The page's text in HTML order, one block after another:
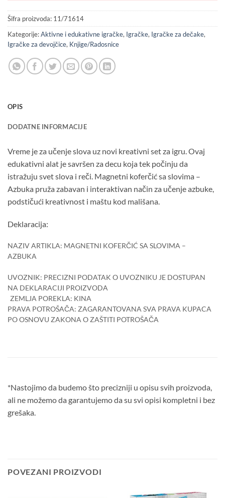
Šifra proizvoda: 11/71614
Kategorije:Aktivne i edukativne igračke, Igračke, Igračke za dečake,
Igračke za devojčice, Knjige/Radosnice
OPIS
DODATNE INFORMACIJE
Vreme je za učenje slova uz novi kreativni set za igru. Ovaj
edukativni alat je savršen za decu koja tek počinju da
istražuju svet slova i reči. Magnetni koferčić sa slovima –
Azbuka pruža zabavan i interaktivan način za učenje azbuke,
podstičući kreativnost i maštu kod mališana.
Deklaracija:
NAZIV ARTIKLA: MAGNETNI KOFERČIĆ SA SLOVIMA –
AZBUKA
UVOZNIK: PRECIZNI PODATAK O UVOZNIKU JE DOSTUPAN
NA DEKLARACIJI PROIZVODA
ZEMLJA POREKLA: KINA
PRAVA POTROŠAČA: ZAGARANTOVANA SVA PRAVA KUPACA
PO OSNOVU ZAKONA O ZAŠTITI POTROŠAČA
*Nastojimo da budemo što precizniji u opisu svih proizvoda,
ali ne možemo da garantujemo da su svi opisi kompletni i bez
grešaka.
POVEZANI PROIZVODI